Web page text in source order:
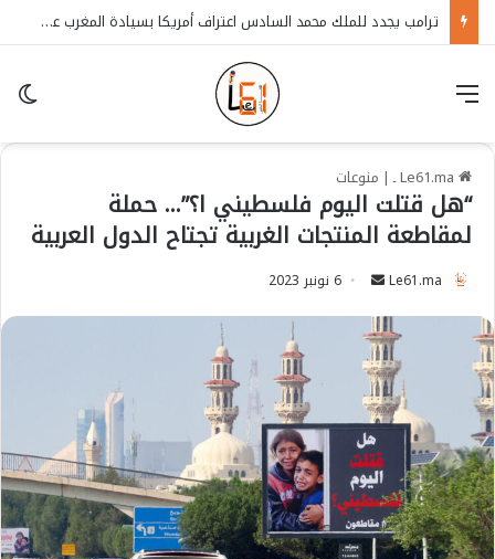
ترامب يجدد للملك محمد السادس اعتراف أمريكا بسيادة المغرب على الصحراء
| منوعات
“هل قتلت اليوم فلسطيني ا؟”… حملة
لمقاطعة المنتجات الغربية تجتاح الدول العربية
Le61.ma
n
d
a
n
e
m
a
i
l
6 نونبر 2023